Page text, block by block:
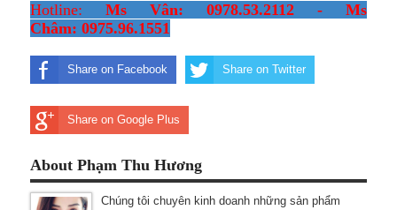
Hotline: Ms Vân: 0978.53.2112 - Ms
Châm: 0975.96.1551
Share on Facebook Share on Twitter
Share on Google Plus
About Phạm Thu Hương
Chúng tôi chuyên kinh doanh những sản phẩm